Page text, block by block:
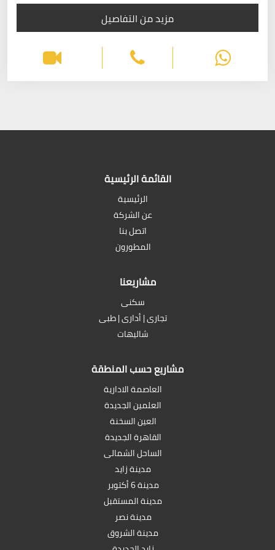
مزيد من التفاصيل
القائمة الرئيسية
الرئيسية
عن الشركة
اتصل بنا
المطورون
مشاريعنا
سكنى
تجارى | أدارى | طبى
شاليهات
مشاريع حسب المنطقة
العاصمة الادارية
العلمين الجديدة
العين السخنة
القاهرة الجديدة
الساحل الشمالى
مدينة زايد
مدينة 6 أكتوبر
مدينة المستقبل
مدينة نصر
مدينة الشروق